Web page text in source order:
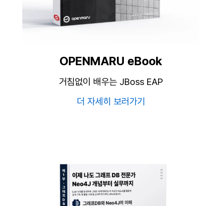
OPENMARU eBook
거침없이 배우는 JBoss EAP
더 자세히 보러가기